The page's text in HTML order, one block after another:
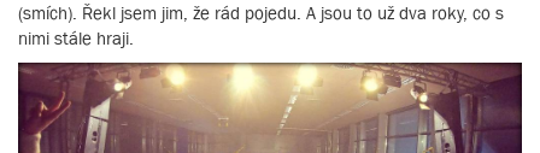
(smích). Řekl jsem jim, že rád pojedu. A jsou to už dva roky, co s
nimi stále hraji.